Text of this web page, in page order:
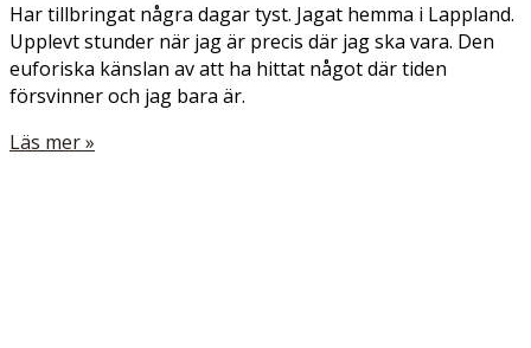
Har tillbringat några dagar tyst. Jagat hemma i Lappland.
Upplevt stunder när jag är precis där jag ska vara. Den
euforiska känslan av att ha hittat något där tiden
försvinner och jag bara är.
Läs mer »